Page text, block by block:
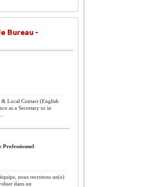
Bureau -
Local Contact (English
as a Secretary or in
Professionnel
nous recrutons un(e)
dans un